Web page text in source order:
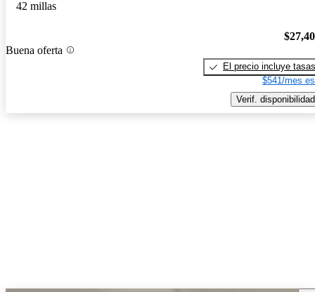
42 millas
Buena oferta
El precio incluye tasas
$541/mes
Verif. disponibilidad